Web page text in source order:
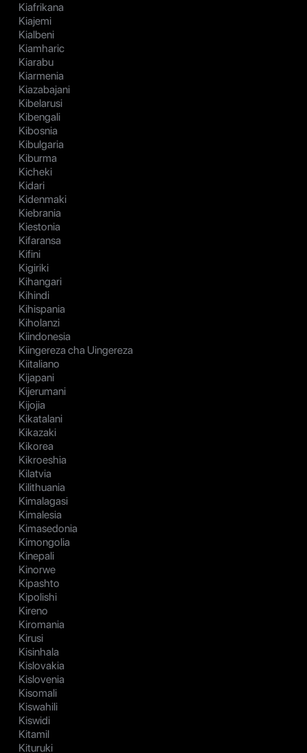
Kiafrikana
Kiajemi
Kialbeni
Kiamharic
Kiarabu
Kiarmenia
Kiazabajani
Kibelarusi
Kibengali
Kibosnia
Kibulgaria
Kiburma
Kicheki
Kidari
Kidenmaki
Kiebrania
Kiestonia
Kifaransa
Kifini
Kigiriki
Kihangari
Kihindi
Kihispania
Kiholanzi
Kiindonesia
Kiingereza cha Uingereza
Kiitaliano
Kijapani
Kijerumani
Kijojia
Kikatalani
Kikazaki
Kikorea
Kikroeshia
Kilatvia
Kilithuania
Kimalagasi
Kimalesia
Kimasedonia
Kimongolia
Kinepali
Kinorwe
Kipashto
Kipolishi
Kireno
Kiromania
Kirusi
Kisinhala
Kislovakia
Kislovenia
Kisomali
Kiswahili
Kiswidi
Kitamil
Kituruki